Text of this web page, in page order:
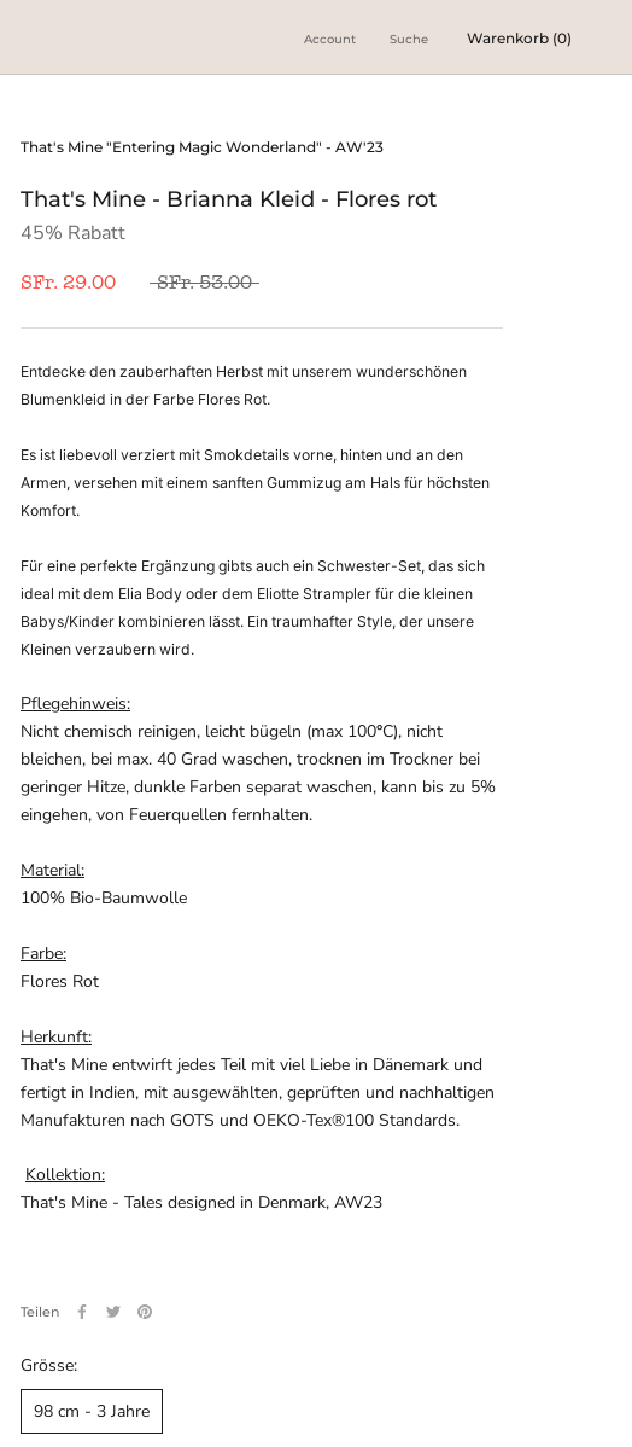
Account Suche Warenkorb (0)
That's Mine "Entering Magic Wonderland" - AW'23
That's Mine - Brianna Kleid - Flores rot
45% Rabatt
SFr. 29.00 SFr. 53.00
Entdecke den zauberhaften Herbst mit unserem wunderschönen
Blumenkleid in der Farbe Flores Rot.
Es ist liebevoll verziert mit Smokdetails vorne, hinten und an den
Armen, versehen mit einem sanften Gummizug am Hals für höchsten
Komfort.
Für eine perfekte Ergänzung gibts auch ein Schwester-Set, das sich
ideal mit dem Elia Body oder dem Eliotte Strampler für die kleinen
Babys/Kinder kombinieren lässt. Ein traumhafter Style, der unsere
Kleinen verzaubern wird.
Pflegehinweis:
Nicht chemisch reinigen, leicht bügeln (max 100°C), nicht
bleichen, bei max. 40 Grad waschen, trocknen im Trockner bei
geringer Hitze, dunkle Farben separat waschen, kann bis zu 5%
eingehen, von Feuerquellen fernhalten.
Material:
100% Bio-Baumwolle
Farbe:
Flores Rot
Herkunft:
That's Mine entwirft jedes Teil mit viel Liebe in Dänemark und
fertigt in Indien, mit ausgewählten, geprüften und nachhaltigen
Manufakturen nach GOTS und OEKO-Tex®100 Standards.
Kollektion:
That's Mine - Tales designed in Denmark, AW23
Teilen
Grösse:
98 cm - 3 Jahre